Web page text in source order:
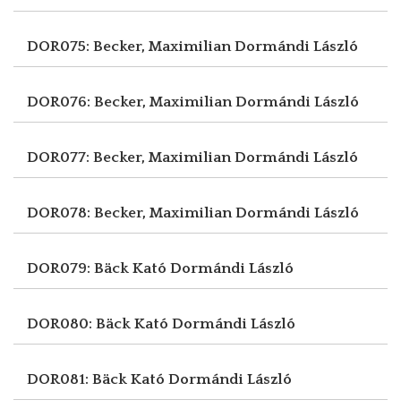
DOR075: Becker, MaximilianDormándi László
DOR076: Becker, MaximilianDormándi László
DOR077: Becker, MaximilianDormándi László
DOR078: Becker, MaximilianDormándi László
DOR079: Bäck Kató Dormándi László
DOR080: Bäck Kató Dormándi László
DOR081: Bäck Kató Dormándi László